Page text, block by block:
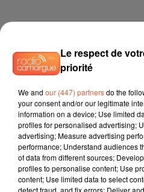
Le respect de
priorité
We and our (447) partnersdo the
your consent and/or our legitimate
information on a device; Use limited
profiles for personalised advertising;
advertising; Measure advertising
performance; Understand audiences
of data from different sources;
profiles to personalise content; Use
content; Use limited data to select
detect fraud, and fix errors; Deliver